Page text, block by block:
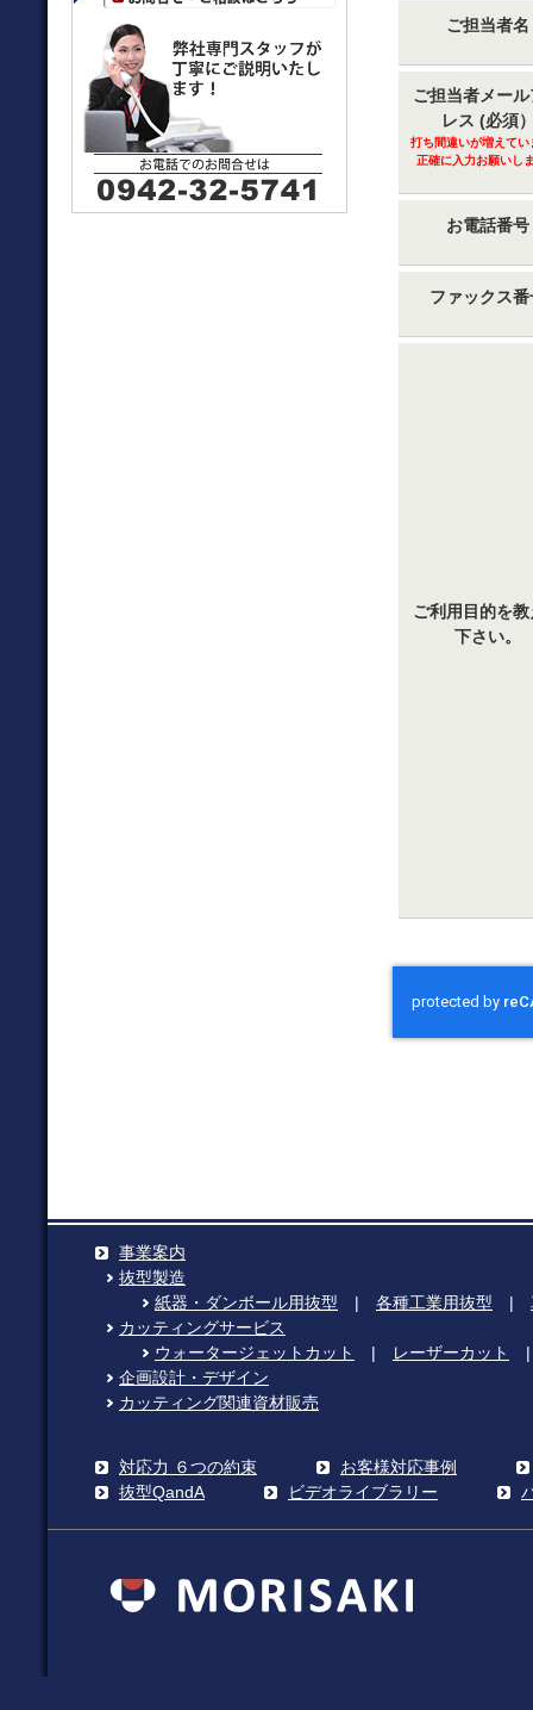
ご担当者名
ご担当者メー
レス (必須
打ち間違いが増えてい
正確に入力お願いし
お電話番号
ファックス番
ご利用目的を
下さい。
事業案内
抜型製造
紙器・ダンボール用抜型 | 各種工業用抜型 |
カッティングサービス
ウォータージェットカット
| レーザーカット
企画設計・デザイン
カッティング関連資材販売
対応力 ６つの約束
お客様対応事例
抜型QandA
ビデオライブラリー